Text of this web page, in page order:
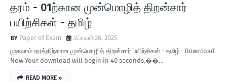
தரம் - 01ற்கான முன்மொழித் திறன்சார்
பயிற்சிகள் - தமிழ்
Paper of Exam
பிப்ரவரி 26, 2025
முதலாம் தரத்திற்கான முன்மொழித் திறன்சார் பயிற்சிகள் - தமிழ் Download
Now Your download will begin in 40 seconds.��…
READ MORE »